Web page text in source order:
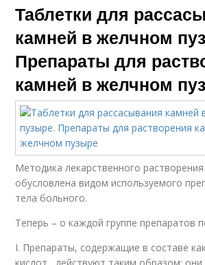
Таблетки для
камней в желчном
Препараты для
камней в желчном
Методика лекарственного
обусловлена видом используемого
тела больного.
Теперь – о каждой группе препаратов
I. Препараты, содержащие в составе